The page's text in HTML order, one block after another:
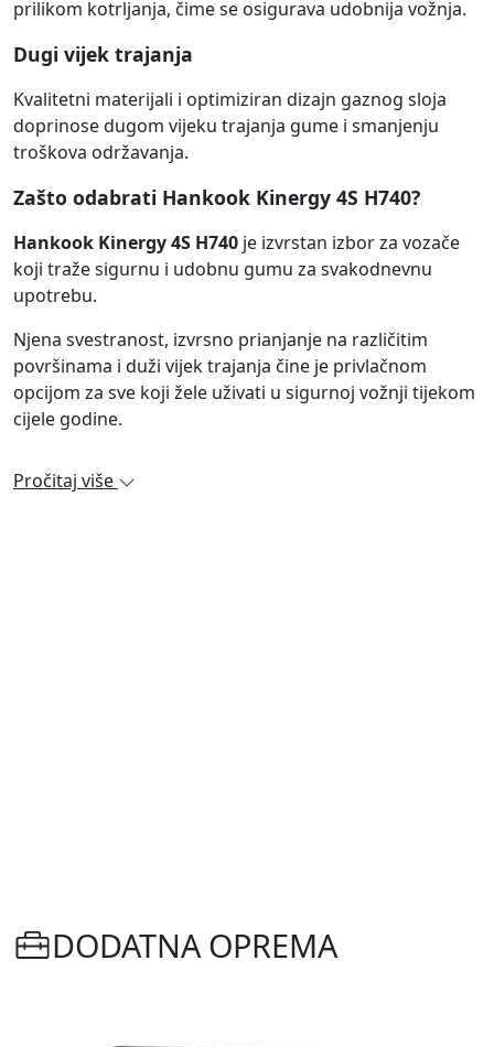
prilikom kotrljanja, čime se osigurava udobnija vožnja.
Dugi vijek trajanja
Kvalitetni materijali i optimiziran dizajn gaznog sloja
doprinose dugom vijeku trajanja gume i smanjenju
troškova održavanja.
Zašto odabrati Hankook Kinergy 4S H740?
Hankook Kinergy 4S H740 je izvrstan izbor za vozače
koji traže sigurnu i udobnu gumu za svakodnevnu
upotrebu.
Njena svestranost, izvrsno prianjanje na različitim
površinama i duži vijek trajanja čine je privlačnom
opcijom za sve koji žele uživati u sigurnoj vožnji tijekom
cijele godine.
Pročitaj više
DODATNA OPREMA